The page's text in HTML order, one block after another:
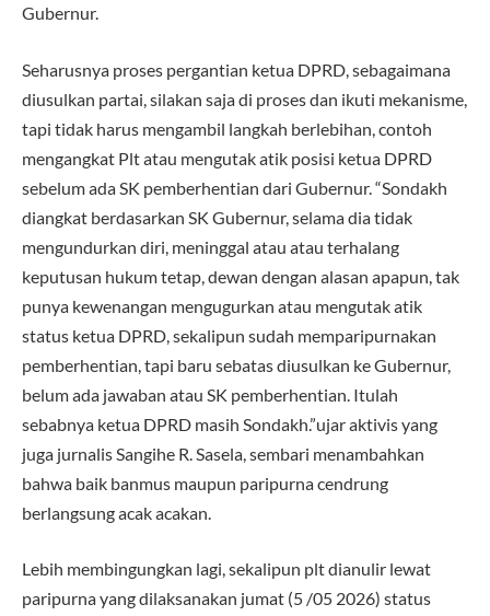
Gubernur.
Seharusnya proses pergantian ketua DPRD, sebagaimana
diusulkan partai, silakan saja di proses dan ikuti mekanisme,
tapi tidak harus mengambil langkah berlebihan, contoh
mengangkat Plt atau mengutak atik posisi ketua DPRD
sebelum ada SK pemberhentian dari Gubernur. “Sondakh
diangkat berdasarkan SK Gubernur, selama dia tidak
mengundurkan diri, meninggal atau atau terhalang
keputusan hukum tetap, dewan dengan alasan apapun, tak
punya kewenangan mengugurkan atau mengutak atik
status ketua DPRD, sekalipun sudah memparipurnakan
pemberhentian, tapi baru sebatas diusulkan ke Gubernur,
belum ada jawaban atau SK pemberhentian. Itulah
sebabnya ketua DPRD masih Sondakh.”ujar aktivis yang
juga jurnalis Sangihe R. Sasela, sembari menambahkan
bahwa baik banmus maupun paripurna cendrung
berlangsung acak acakan.
Lebih membingungkan lagi, sekalipun plt dianulir lewat
paripurna yang dilaksanakan jumat (5 /05 2026) status